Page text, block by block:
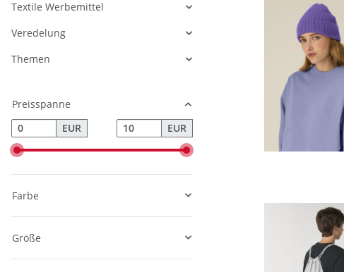
Textile Werbemittel
Veredelung
Themen
Preisspanne
EUR
EUR
Farbe
Größe